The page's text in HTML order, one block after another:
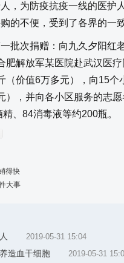
，为防疫抗疫一线的医护
的不便，受到了各界的一
次捐赠：向九久夕阳红
肥解放军某医院赴武汉医
（价值6万多元），向15
），并向各小区服务的志
、84消毒液等约200瓶。
得快
大事
2019-05-31 15:04
造血干细胞 2019-05-31